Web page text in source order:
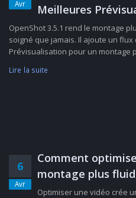
Avr
Meilleures
OpenShot 3.5.1 rend le montage
soigné que jamais. Il ajoute un
Prévisualisation pour un montage
Lire la suite
6
Avr
Comment
montage plus
Optimiser une vidéo crée